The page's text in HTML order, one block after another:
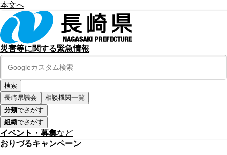
本文へ
災害等に関する緊急情報
長崎県議会
相談機関一覧
分類でさがす
組織でさがす
イベント・募集など
おりづるキャンペーン